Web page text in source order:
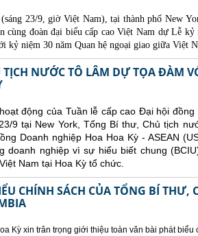
23/9, giờ Việt Nam), tại thành phố New
cùng đoàn đại biểu cấp cao Việt Nam dự Lễ
kỷ niệm 30 năm Quan hệ ngoại giao giữa Việt
NƯỚC TÔ LÂM DỰ TỌA ĐÀM
động của Tuần lễ cấp cao Đại hội
9 tại New York, Tổng Bí thư, Chủ tịch
Doanh nghiệp Hoa Hoa Kỳ - ASEAN
doanh nghiệp vì sự hiểu biết chung
Nam tại Hoa Kỳ tổ chức.
CHÍNH SÁCH CỦA TỔNG BÍ THƯ,
Kỳ xin trân trọng giới thiệu toàn văn bài phát biểu